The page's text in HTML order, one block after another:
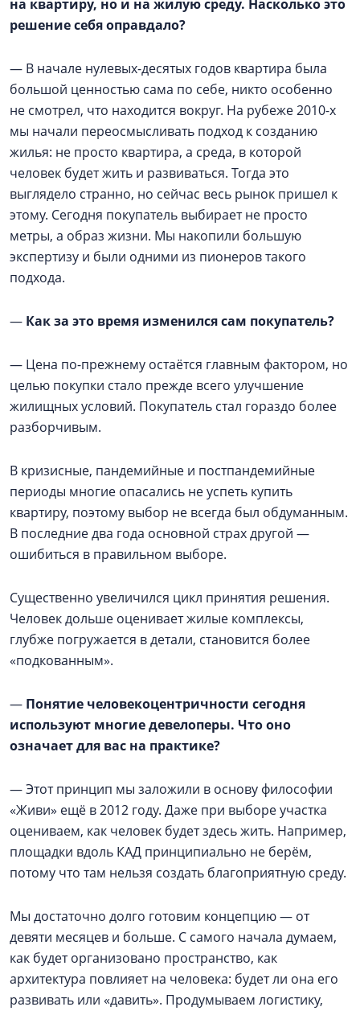
на квартиру, но и на жилую среду. Насколько это
решение себя оправдало?
— В начале нулевых-десятых годов квартира была
большой ценностью сама по себе, никто особенно
не смотрел, что находится вокруг. На рубеже 2010-х
мы начали переосмысливать подход к созданию
жилья: не просто квартира, а среда, в которой
человек будет жить и развиваться. Тогда это
выглядело странно, но сейчас весь рынок пришел к
этому. Сегодня покупатель выбирает не просто
метры, а образ жизни. Мы накопили большую
экспертизу и были одними из пионеров такого
подхода.
— Как за это время изменился сам покупатель?
— Цена по-прежнему остаётся главным фактором, но
целью покупки стало прежде всего улучшение
жилищных условий. Покупатель стал гораздо более
разборчивым.
В кризисные, пандемийные и постпандемийные
периоды многие опасались не успеть купить
квартиру, поэтому выбор не всегда был обдуманным.
В последние два года основной страх другой —
ошибиться в правильном выборе.
Существенно увеличился цикл принятия решения.
Человек дольше оценивает жилые комплексы,
глубже погружается в детали, становится более
«подкованным».
— Понятие человекоцентричности сегодня
используют многие девелоперы. Что оно
означает для вас на практике?
— Этот принцип мы заложили в основу философии
«Живи» ещё в 2012 году. Даже при выборе участка
оцениваем, как человек будет здесь жить. Например,
площадки вдоль КАД принципиально не берём,
потому что там нельзя создать благоприятную среду.
Мы достаточно долго готовим концепцию — от
девяти месяцев и больше. С самого начала думаем,
как будет организовано пространство, как
архитектура повлияет на человека: будет ли она его
развивать или «давить». Продумываем логистику,